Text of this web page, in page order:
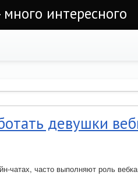
интересного
девушки
чатах, часто выполняют роль